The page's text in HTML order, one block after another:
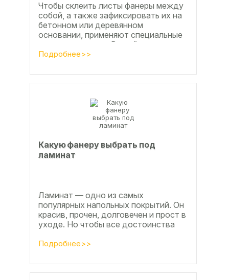
Чтобы склеить листы фанеры между
собой, а также зафиксировать их на
бетонном или деревянном
основании, применяют специальные
клеевые составы. В этой статье
расскажем, какой клей...
Подробнее>>
Какую фанеру выбрать под
ламинат
Ламинат — одно из самых
популярных напольных покрытий. Он
красив, прочен, долговечен и прост в
уходе. Но чтобы все достоинства
раскрылись, важно...
Подробнее>>